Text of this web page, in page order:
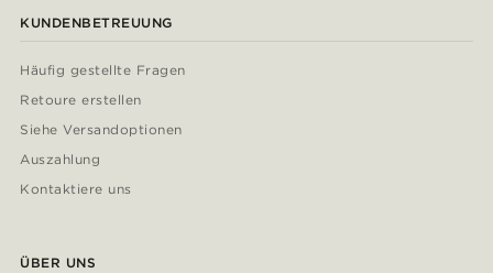
KUNDENBETREUUNG
Häufig gestellte Fragen
Retoure erstellen
Siehe Versandoptionen
Auszahlung
Kontaktiere uns
ÜBER UNS